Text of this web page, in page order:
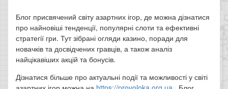
Блог присвячений світу азартних ігор, де можна дізнатися
про найновіші тенденції, популярні слоти та ефективні
стратегії гри. Тут зібрані огляди казино, поради для
новачків та досвідчених гравців, а також аналіз
найцікавіших акцій та бонусів.
Дізнатися більше про актуальні події та можливості у світі